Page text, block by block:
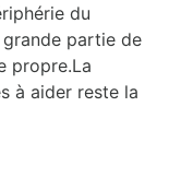
du
partie de
propre.La
à aider reste la